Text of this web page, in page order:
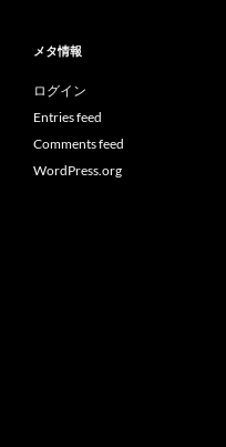
メタ情報
ログイン
Entries feed
Comments feed
WordPress.org